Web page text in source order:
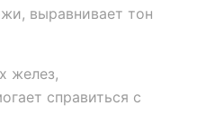
выравнивает тон
желез,
справиться с